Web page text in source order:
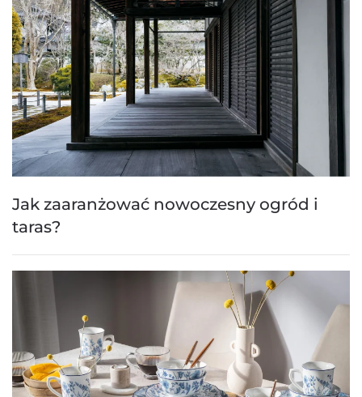
Jak zaaranżować nowoczesny ogród i
taras?